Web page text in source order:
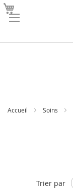
Accueil Soins
Trier par